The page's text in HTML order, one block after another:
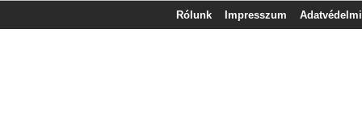
Rólunk Impresszum